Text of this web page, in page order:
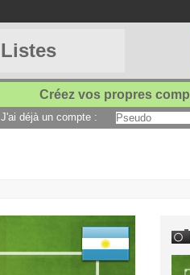
Listes
Créez vos propres
J'ai déjà un compte :